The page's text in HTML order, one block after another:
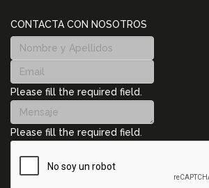
CONTACTA CON NOSOTROS
Please fill the required field.
Please fill the required field.